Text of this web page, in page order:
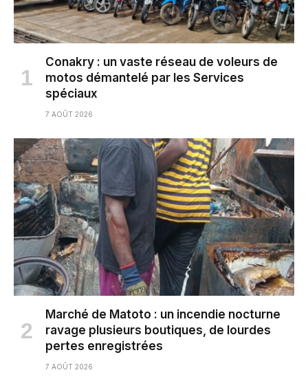
Conakry : un vaste réseau de voleurs de
motos démantelé par les Services
spéciaux
7 AOÛT 2026
Marché de Matoto : un incendie nocturne
ravage plusieurs boutiques, de lourdes
pertes enregistrées
7 AOÛT 2026